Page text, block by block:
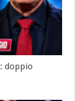
doppio